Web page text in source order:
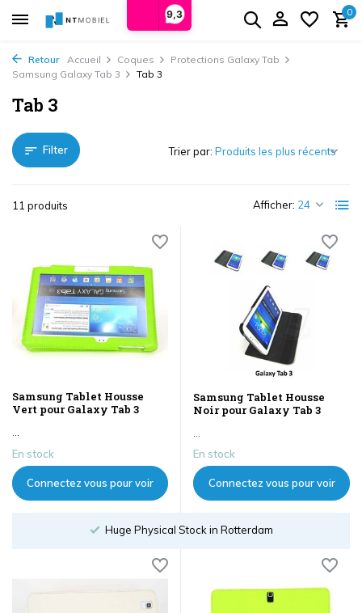
9,3 0
Retour Accueil Coques
Protections Galaxy Tab
Samsung Galaxy Tab 3
Tab 3
Tab 3
Filter
11 produits Afficher:
Trier par:
Samsung Tablet Housse
Vert pour Galaxy Tab 3
En stock
Connectez vous pour voir
Samsung Tablet Housse
Noir pour Galaxy Tab 3
En stock
Connectez vous pour voir
Order until 18:00